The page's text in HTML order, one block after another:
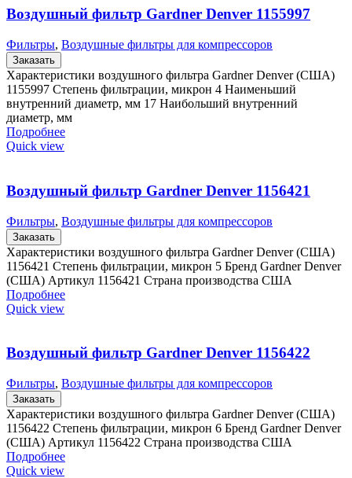
Воздушный фильтр Gardner Denver 1155997
Фильтры, Воздушные фильтры для компрессоров
Заказать
Характеристики воздушного фильтра Gardner Denver (США)
1155997 Степень фильтрации, микрон 4 Наименьший
внутренний диаметр, мм 17 Наибольший внутренний
диаметр, мм
Подробнее
Quick view
Воздушный фильтр Gardner Denver 1156421
Фильтры, Воздушные фильтры для компрессоров
Заказать
Характеристики воздушного фильтра Gardner Denver (США)
1156421 Степень фильтрации, микрон 5 Бренд Gardner Denver
(США) Артикул 1156421 Страна производства США
Подробнее
Quick view
Воздушный фильтр Gardner Denver 1156422
Фильтры, Воздушные фильтры для компрессоров
Заказать
Характеристики воздушного фильтра Gardner Denver (США)
1156422 Степень фильтрации, микрон 6 Бренд Gardner Denver
(США) Артикул 1156422 Страна производства США
Подробнее
Quick view